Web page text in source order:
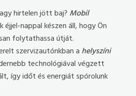
hirtelen jött baj? Mobil
nappal készen áll, hogy Ön
folytathassa útját.
szervizautónkban a helyszíni
technológiával végzett
így időt és energiát spórolunk